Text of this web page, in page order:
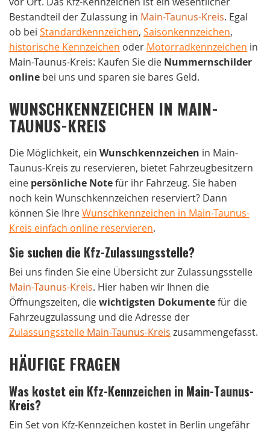
Bestandteil der Zulassung in Main-Taunus-Kreis. Egal
ob bei Standardkennzeichen, Saisonkennzeichen,
historische Kennzeichen oder Motorradkennzeichen in
Main-Taunus-Kreis: Kaufen Sie die Nummernschilder
online bei uns und sparen sie bares Geld.
WUNSCHKENNZEICHEN IN MAIN-
TAUNUS-KREIS
Die Möglichkeit, ein Wunschkennzeichen in Main-
Taunus-Kreis zu reservieren, bietet Fahrzeugbesitzern
eine persönliche Notefür ihr Fahrzeug. Sie haben
noch kein Wunschkennzeichen reserviert? Dann
können Sie IhreWunschkennzeichen in Main-Taunus-
Kreis einfach online reservieren.
Sie suchen die Kfz-Zulassungsstelle?
Bei uns finden Sie eine Übersicht zur Zulassungsstelle
Main-Taunus-Kreis. Hier haben wir Ihnen die
Öffnungszeiten, diewichtigsten Dokumentefür die
Fahrzeugzulassung und die Adresse der
Zulassungsstelle Main-Taunus-Kreis zusammengefasst.
HÄUFIGE FRAGEN
Was kostet ein Kfz-Kennzeichen in Main-Taunus-
Kreis?
Ein Set von Kfz-Kennzeichen kostet in Berlin ungefähr